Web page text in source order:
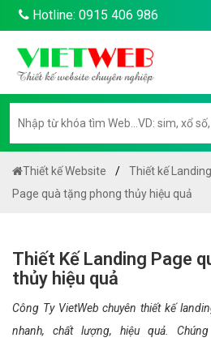
Hotline: 0915 406 986
Thiết kế Website Thiết kế
Page quà tặng phong thủy hiệu quả
Thiết Kế Landing Page
thủy hiệu quả
Công Ty VietWeb chuyên thiết kế
nhanh, chất lượng, hiệu quả.